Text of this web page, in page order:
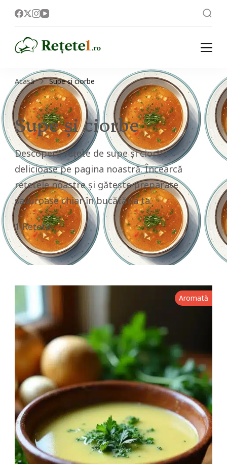
Acasă Supe și ciorbe
Supe și ciorbe
Descoperă rețete de supe și ciorbe
delicioase pe pagina noastră. Încearcă
rețetele noastre și gătește preparate
savuroase chiar în bucătăria ta.
1 Rețetă
Aromată